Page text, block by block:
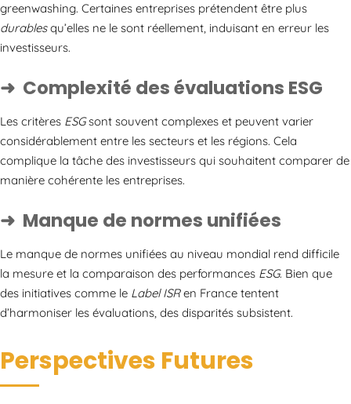
greenwashing. Certaines entreprises prétendent être plus
durablesqu’elles ne le sont réellement, induisant en erreur les
investisseurs.
Complexité des évaluations ESG
Les critères ESGsont souvent complexes et peuvent varier
considérablement entre les secteurs et les régions. Cela
complique la tâche des investisseurs qui souhaitent comparer de
manière cohérente les entreprises.
Manque de normes unifiées
Le manque de normes unifiées au niveau mondial rend difficile
la mesure et la comparaison des performances ESG. Bien que
des initiatives comme le Label ISRen France tentent
d’harmoniser les évaluations, des disparités subsistent.
Perspectives Futures